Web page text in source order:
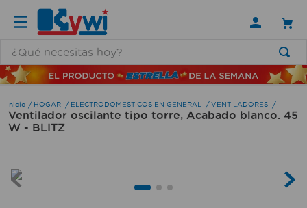
HOGAR ELECTRODOMESTICOS EN GENERAL VENTILADORES
Ventilador oscilante tipo torre, Acabado blanco. 45
W - BLITZ
TÉRMINOS MÁS BUSCADOS
1 .
lamparas
2.
ducha
4.